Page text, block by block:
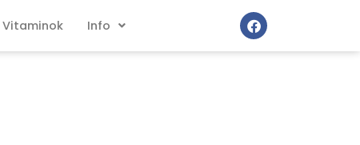
Vitaminok Info